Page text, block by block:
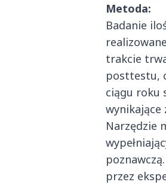
Metoda:
Badanie
trakcie
posttestu,
ciągu roku
wynikające
Narzędzie
przez